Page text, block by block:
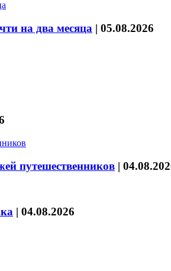
на два месяца | 05.08.2026
путешественников |
| 04.08.2026